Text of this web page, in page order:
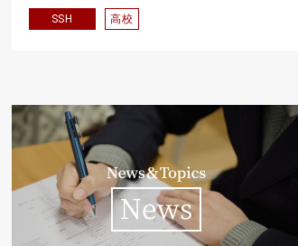
SSH 高校